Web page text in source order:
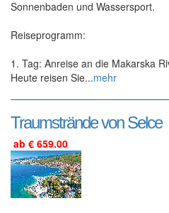
Sonnenbaden und Wassersport.
Reiseprogramm:
1. Tag: Anreise an die Makarska
Heute reisen Sie...mehr
Traumstrände von Selce
ab € 659.00